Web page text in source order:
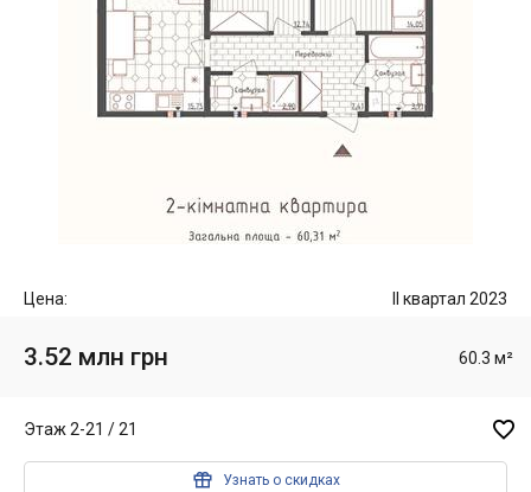
Цена: II квартал 2023
3.52 млн грн 60.3 м²
Этаж 2-21 / 21 
 Узнать о скидках